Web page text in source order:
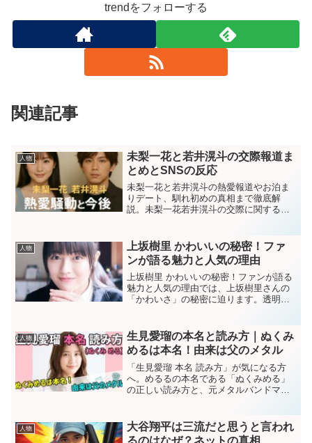
trendをフォローする
関連記事
人物
未梨一花と若井滉斗の交際報道ま
とめとSNSの反応
未梨一花と若井滉斗の熱愛報道やお泊ま
りデート、馴れ初めの真相まで徹底解
説。未梨一花若井滉斗の交際に関するフ
人物
上坂樹里 かわいいの秘密！ファ
ンが語る魅力と人気の理由
上坂樹里 かわいいの秘密！ファンが語る
魅力と人気の理由では、上坂樹里さんの
「かわいさ」の秘密に迫ります。透明感
から解説していきます。
人物
生見愛瑠の本名と読み方｜ぬくみ
めるは本名！由来は父のメタル
「生見愛瑠 本名 読み方」が気になる方
へ。めるるの本名である「ぬくみめる」
の正しい読み方と、元メタルバンドマン
いて、事実のみを分かりやすく解説しま
す。
人物
大谷翔平は三流だと思うと言われ
るのはなぜ？ネットの真相